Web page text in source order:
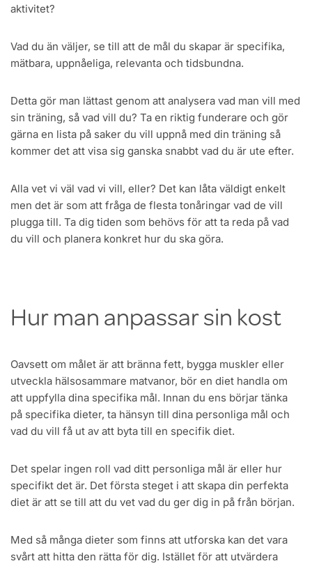
aktivitet?
Vad du än väljer, se till att de mål du skapar är specifika,
mätbara, uppnåeliga, relevanta och tidsbundna.
Detta gör man lättast genom att analysera vad man vill med
sin träning, så vad vill du? Ta en riktig funderare och gör
gärna en lista på saker du vill uppnå med din träning så
kommer det att visa sig ganska snabbt vad du är ute efter.
Alla vet vi väl vad vi vill, eller? Det kan låta väldigt enkelt
men det är som att fråga de flesta tonåringar vad de vill
plugga till. Ta dig tiden som behövs för att ta reda på vad
du vill och planera konkret hur du ska göra.
Hur man anpassar sin kost
Oavsett om målet är att bränna fett, bygga muskler eller
utveckla hälsosammare matvanor, bör en diet handla om
att uppfylla dina specifika mål. Innan du ens börjar tänka
på specifika dieter, ta hänsyn till dina personliga mål och
vad du vill få ut av att byta till en specifik diet.
Det spelar ingen roll vad ditt personliga mål är eller hur
specifikt det är. Det första steget i att skapa din perfekta
diet är att se till att du vet vad du ger dig in på från början.
Med så många dieter som finns att utforska kan det vara
svårt att hitta den rätta för dig. Istället för att utvärdera